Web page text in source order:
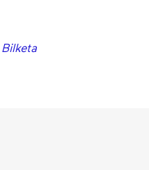
Bilketa